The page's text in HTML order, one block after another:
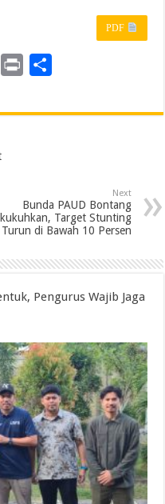
PDF
i
a
Next
Bunda PAUD Bontang
Target Stunting
Turun di Bawah 10 Persen
Pengurus Wajib Jaga